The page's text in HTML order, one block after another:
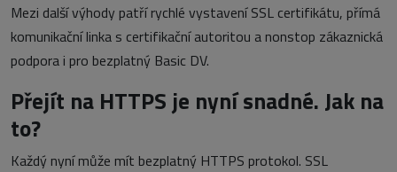
Mezi další výhody patří rychlé vystavení SSL certifikátu, přímá
komunikační linka s certifikační autoritou a nonstop zákaznická
podpora i pro bezplatný Basic DV.
Přejít na HTTPS je nyní snadné. Jak na
to?
Každý nyní může mít bezplatný HTTPS protokol. SSL